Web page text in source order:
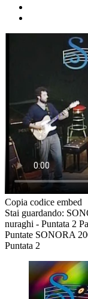
Copia codice embed
Stai guardando:
nuraghi - Puntata 2
Puntate SONORA
Puntata 2